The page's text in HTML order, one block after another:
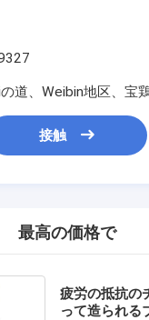
道、Weibin地区、宝
接触
最高の価格で
疲労の抵抗の
って造られる